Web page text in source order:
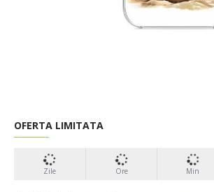
OFERTA LIMITATA
Zile Ore Min